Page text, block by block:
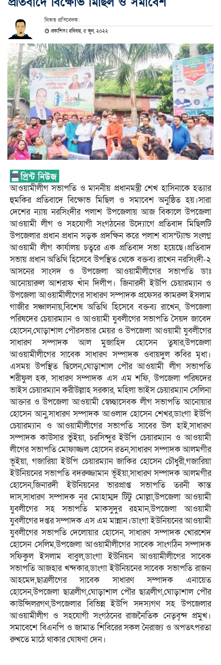
নিজস্ব প্রতিবেদক:
প্রকাশিতঃ রবিবার, ৫ জুন, ২০২২
আওয়ামীলীগ সভাপতি ও মাননীয় প্রধানমন্ত্রী শেখ হাসিনাকে হত্যার
হুমকির প্রতিবাদে বিক্ষোভ মিছিল ও সমাবেশ অনুষ্ঠিত হয়।সারা
দেশের ন্যায় নরসিংদীর পলাশ উপজেলায় আজ বিকালে উপজেলা
আওয়ামী লীগ ও সহযোগী সংগঠনের উদ্যোগে প্রতিবাদ মিছিলটি
উপজেলার প্রধান প্রধান সড়ক প্রদক্ষিন করে পলাশ বাসস্ট্যান্ড সংলগ্ন
আওয়ামী লীগ কার্যালয় চত্বরে এক প্রতিবাদ সভা হয়েছে।প্রতিবাদ
সভায় প্রধান অতিথি হিসেবে উপস্থিত থেকে বক্তব্য রাখেন নরসিংদী-২
আসনের সাংসদ ও উপজেলা আওয়ামীলীগের সভাপতি ডাঃ
আনোয়ারুল আশরাফ খাঁন দিলীপ। জিনারদী ইউপি চেয়ারম্যান ও
উপজেলা আওয়ামীলীগের সাধারণ সম্পাদক প্রফেসর কামরুল ইসলাম
গাজীর সঞ্চালনায়,বিশেষ অতিথি হিসেবে বক্তব্য রাখেন, উপজেলা
পরিষদের চেয়ারম্যান ও আওয়ামী যুবলীগের সভাপতি সৈয়দ জাবেদ
হোসেন,ঘোড়াশাল পৌরসভার মেয়র ও উপজেলা আওয়ামী যুবলীগের
সাধারণ সম্পাদক আল মুজাহিদ হোসেন তুষার,উপজেলা
আওয়ামীলীগের সাবেক সাধারণ সম্পাদক ওবায়দুল কবির মৃধা।
এসময় উপস্থিত ছিলেন,ঘোড়াশাল পৌর আওয়ামী লীগ সভাপতি
শরীফুল হক, সাধারণ সম্পাদক এস এম শফি, উপজেলা পরিষদের
ভাইস চেয়ারম্যান করীউল্লাহ সরকার, মহিলা ভাইস চেয়ারম্যান সেলিনা
আক্তার ও উপজেলা আওয়ামী স্বেচ্ছাসেবক লীগ সভাপতি আনোয়ার
হোসেন আনু,সাধারণ সম্পাদক আওলাদ হোসেন শেখর,ডাংগা ইউপি
চেয়ারম্যান ও আওয়ামীলীগের সভাপতি সাবের উল হাই,সাধারণ
সম্পাদক কাউসার ভুঁইয়া, চরসিন্দুর ইউপি চেয়ারম্যান ও আওয়ামী
লীগের সভাপতি মোফাজ্জল হোসেন রতন,সাধারণ সম্পাদক আলমগীর
ভূইয়া, গজারিয়া ইউপি চেয়ারম্যান জাকির হোসেন চৌধুরী,গজারিয়া
ইউনিয়নের সভাপতি বদরুজ্জামান ভূঁইয়া,সাধারণ সম্পাদক আলমগীর
হোসেন,জিনারদী ইউনিয়নের ভারপ্রাপ্ত সভাপতি তরনী কান্ত
দাস,সাধারণ সম্পাদক নূর মোহাম্মদ টিটু মোল্লা,উপজেলা আওয়ামী
যুবলীগের সহ সভাপতি মাকসুদুর রহমান,উপজেলা আওয়ামী
যুবলীগের দপ্তর সম্পাদক এস এম মান্নান।ডাংগা ইউনিয়নের আওয়ামী
যুবলীগের সভাপতি দেলোয়ার হোসেন, সাধারণ সম্পাদক খোরশেদ
হোসেন সেলিম,উপজেলা আওয়ামীলীগের সাবেক সাংগঠিন সম্পাদক
সফিকুল ইসলাম বাবুল,ডাংগা ইউনিয়ন আওয়ামীলীগের সাবেক
সভাপতি আজহার খন্দকার,ডাংগা ইউনিয়নের সাবেক সভাপতি রাজন
আহমেদ,ছাত্রলীগের সাবেক সাধারণ সম্পাদক এনায়েত
হোসেন,উপজেলা ছাত্রলীগ,ঘোড়াশাল পৌর ছাত্রলীগ,ঘোড়াশাল পৌর
কাউন্সিলরগণ,উপজেলার বিভিন্ন ইউপি সদস্যগণ সহ উপজেলার
আওয়ামীলীগ ও সহযোগী সংগঠনের রাজনৈতিক নেতৃবৃন্দ প্রমুখ।
সমাবেশে বিএনপি ও জামাত শিবিরের সকল নৈরাজ্য ও অপতৎপরতা
রুখতে মাঠে থাকার ঘোষণা দেন।